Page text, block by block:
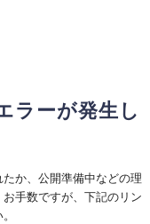
ラーが発生し
か、公開準備中などの理
手数ですが、下記のリン